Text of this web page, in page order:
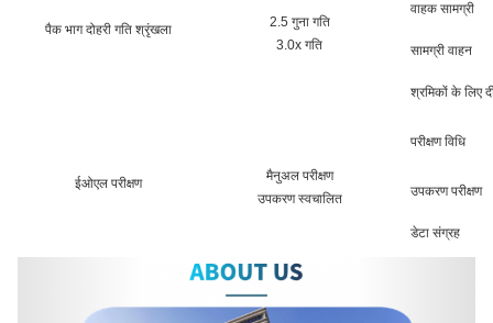
पैक भाग दोहरी गति श्रृंखला
2.5 गुना गति
3.0x गति
वाहक सामग्री
सामग्री वाहन
श्रमिकों के लिए
ईओएल परीक्षण
मैनुअल परीक्षण
उपकरण स्वचालित
परीक्षण विधि
उपकरण परीक्षण
डेटा संग्रह